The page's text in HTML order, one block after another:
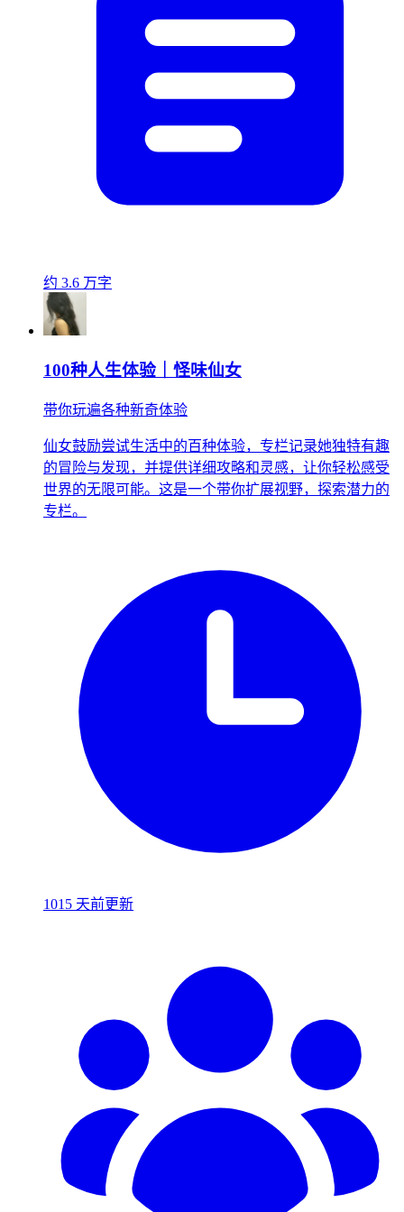
约 3.6 万字
100种人生体验｜怪味仙女
带你玩遍各种新奇体验
仙女鼓励尝试生活中的百种体验，专栏记录她独特有趣
的冒险与发现，并提供详细攻略和灵感，让你轻松感受
世界的无限可能。这是一个带你扩展视野，探索潜力的
专栏。
1015 天前更新